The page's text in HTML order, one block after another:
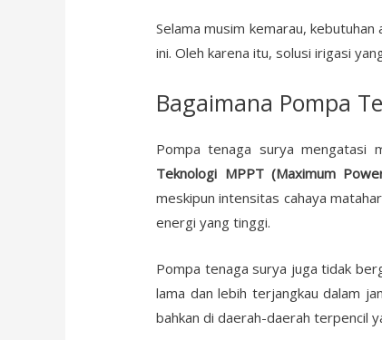
Selama musim kemarau,
ini. Oleh karena itu, solusi irigasi
Bagaimana Pompa
Pompa tenaga surya mengatasi
Teknologi MPPT (Maximum
meskipun intensitas cahaya
energi yang tinggi.
Pompa tenaga surya juga tidak
lama dan lebih terjangkau dalam
bahkan di daerah-daerah terpencil